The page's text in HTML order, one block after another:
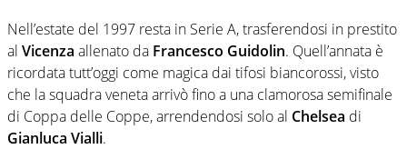
Nell’estate del 1997 resta in Serie A, trasferendosi in prestito
al Vicenza allenato da Francesco Guidolin. Quell’annata è
ricordata tutt’oggi come magica dai tifosi biancorossi, visto
che la squadra veneta arrivò fino a una clamorosa semifinale
di Coppa delle Coppe, arrendendosi solo al Chelsea di
Gianluca Vialli.